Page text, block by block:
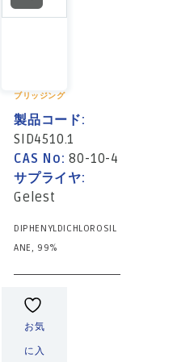
ブリッジング
製品コード:
SID4510.1
CAS No:80-10-4
サプライヤ:
Gelest
DIPHENYLDICHLOROSIL
ANE, 99%
お気
に入